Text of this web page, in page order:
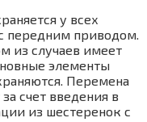
у всех
передним приводом.
из случаев имеет
элементы
Перемена
счет введения в
из шестеренок с